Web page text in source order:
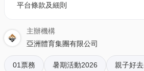
▶️單打戰術要領｜6 - 10歲
▶️
前場步法與網前技術｜6-10歲
- 會員可以下載《香港01》流動應
按「門票」> 點擊相關活動電子門票
- 透過訂單電郵內按「查看電子票」
有電子門票附件(PDF)。
平台條款及細則
主辦機構
亞洲體育集團有限公司
01票務 暑期活動2026 親子好